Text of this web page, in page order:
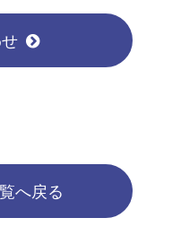
へ戻る